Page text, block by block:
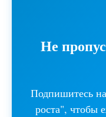
Не
Подпишитесь
роста", чтобы